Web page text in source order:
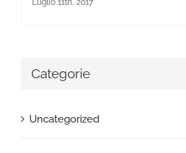
Categorie
Uncategorized